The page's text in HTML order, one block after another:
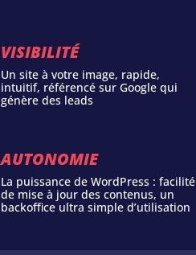
VISIBILITÉ
Un site à votre image, rapide,
intuitif, référencé sur Google qui
génère des leads
AUTONOMIE
La puissance de WordPress : facilité
de mise à jour des contenus, un
backoffice ultra simple d’utilisation